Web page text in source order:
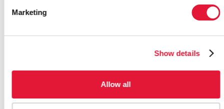
Marketing
Show details
Allow all